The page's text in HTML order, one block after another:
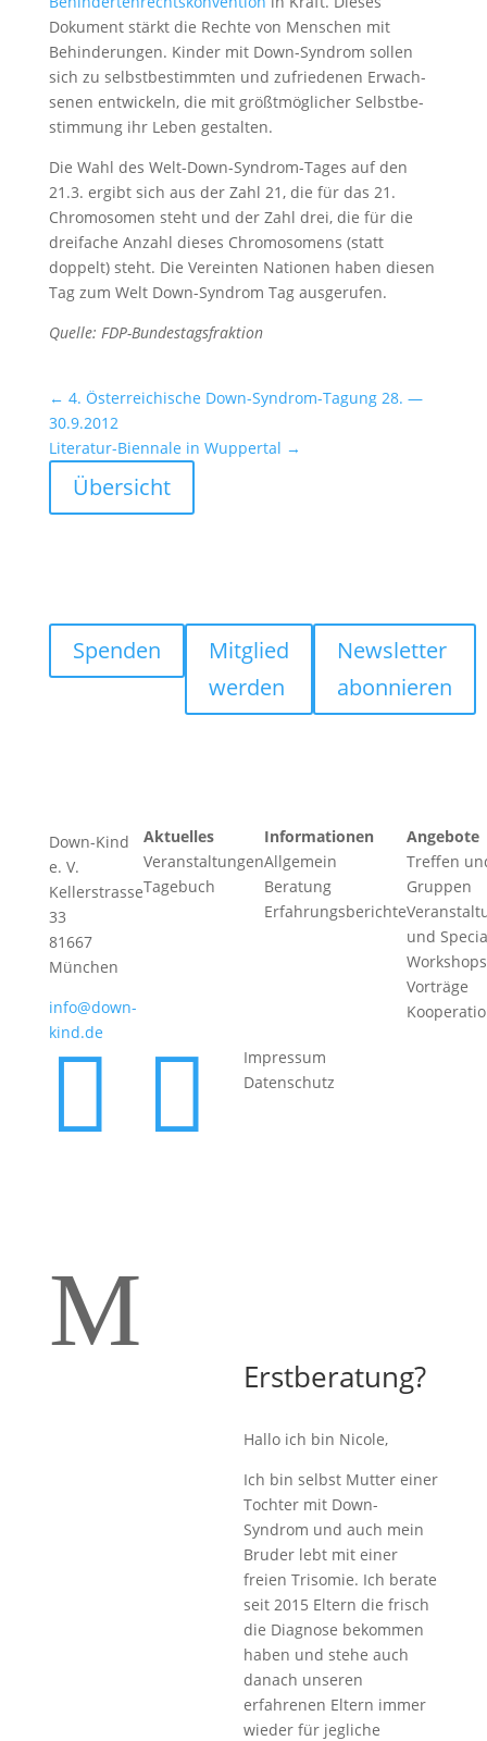
Dokument stärkt die Rechte von Menschen mit
Behin­de­rungen. Kinder mit Down-Syndrom sollen
sich zu selbst­be­stimmten und zufrie­denen Erwach­
senen entwi­ckeln, die mit größt­mög­li­cher Selbst­be­
stim­mung ihr Leben gestalten.
Die Wahl des Welt-Down-Syndrom-Tages auf den
21.3. ergibt sich aus der Zahl 21, die für das 21.
Chromo­somen steht und der Zahl drei, die für die
dreifache Anzahl dieses Chromo­so­mens (statt
doppelt) steht. Die Vereinten Nationen haben diesen
Tag zum Welt Down-Syndrom Tag ausge­rufen.
Quelle: FDP-Bundes­tags­frak­tion
← 4. Öster­rei­chi­sche Down-Syndrom-Tagung 28. —
30.9.2012
Literatur-Biennale in Wuppertal →
Übersicht
Spenden
Mitglied
werden
Newsletter
abonnieren
Down-Kind
e. V.
Kellerstrasse
33
81667
München
info@down-
kind.de
Aktuelles
Veranstaltungen
Tagebuch
Informationen
Allgemein
Beratung
Erfahrungsberichte
Angebote
Treffen
Gruppen
und
Vorträge
 
Impressum
Datenschutz
M
Erstberatung?
Hallo ich bin Nicole,
Ich bin selbst Mutter einer
Tochter mit Down-
Syndrom und auch mein
Bruder lebt mit einer
freien Trisomie. Ich berate
seit 2015 Eltern die frisch
die Diagnose bekommen
haben und stehe auch
danach unseren
erfahrenen Eltern immer
wieder für jegliche